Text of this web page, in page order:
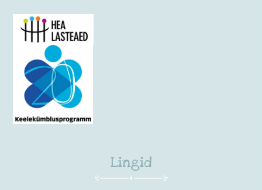
Lingid